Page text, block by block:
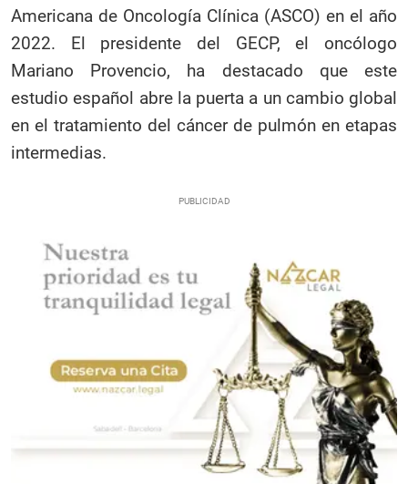
Americana de Oncología Clínica (ASCO) en el año
2022. El presidente del GECP, el oncólogo
Mariano Provencio, ha destacado que este
estudio español abre la puerta a un cambio global
en el tratamiento del cáncer de pulmón en etapas
intermedias.